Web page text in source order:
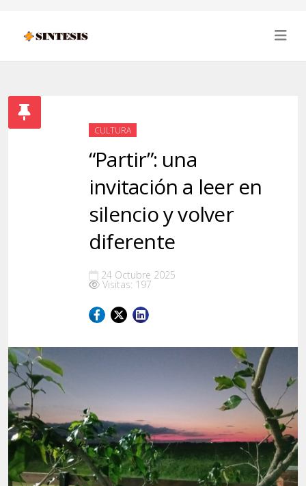
CULTURA
“Partir”: una
invitación a leer en
silencio y volver
diferente
24 Octubre 2025
Visitas: 197